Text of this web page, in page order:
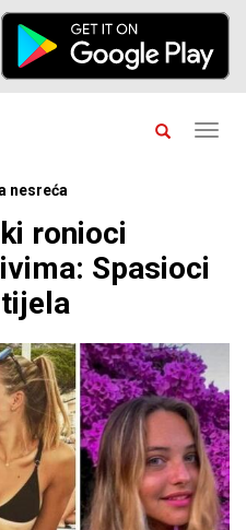
nesreća
ronioci
Spasioci